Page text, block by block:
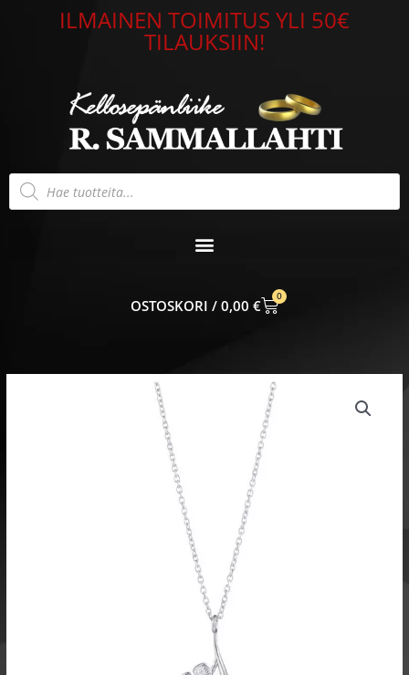
ILMAINEN TOIMITUS YLI 50€
TILAUKSIIN!
Products
search
0,00 €
0
CART
AlkuperäinenNykyinen
hinta
on:
113,40 €.